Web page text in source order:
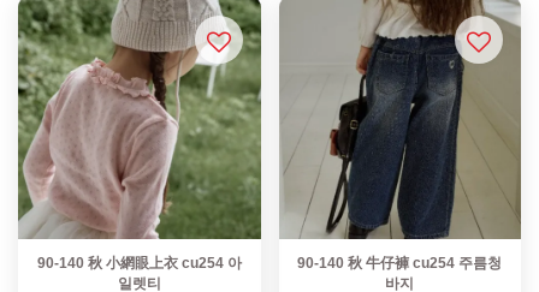
90-140 秋 小網眼上衣 cu254 아
일렛티
90-140 秋 牛仔褲 cu254 주름청
바지